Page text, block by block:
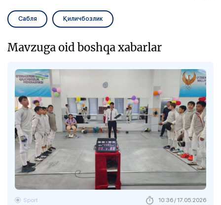
Сабля Қиличбозлик
Mavzuga oid boshqa xabarlar
Sport 10:36 / 17.05.2026